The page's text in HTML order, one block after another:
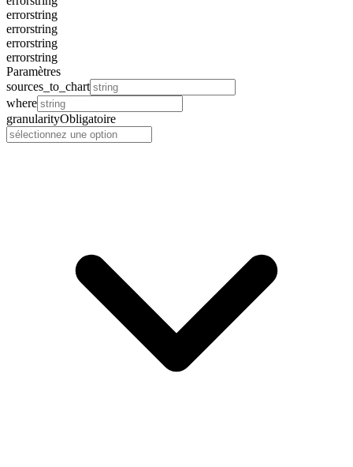
errorstring
errorstring
errorstring
errorstring
Paramètres
sources_to_chart
where
granularityObligatoire